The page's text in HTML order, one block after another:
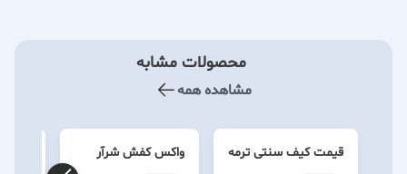
محصولات مشابه
مشاهده همه
قیمت کیف سنتی ترمه
واکس کفش شرآر